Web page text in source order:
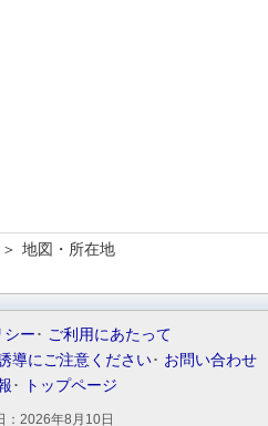
地図・所在地
シー
ご利用にあたって
導にご注意ください
お問い合わせ
トップページ
2026年8月10日